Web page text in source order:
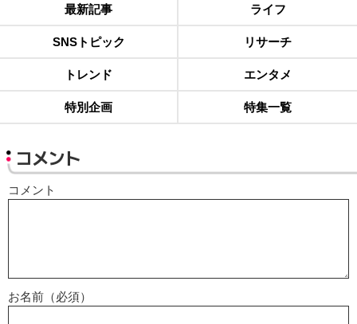
最新記事 ライフ
SNSトピック リサーチ
トレンド エンタメ
特別企画 特集一覧
コメント
コメント
お名前（必須）